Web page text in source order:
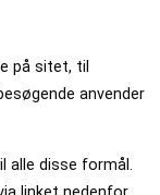
på sitet, til
anvender
alle disse formål.
linket nedenfor.